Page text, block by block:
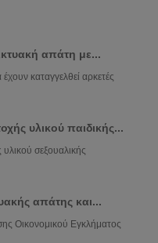
απάτη με...
καταγγελθεί αρκετές
υλικού παιδικής...
σεξουαλικής
απάτης και...
Οικονομικού Εγκλήματος